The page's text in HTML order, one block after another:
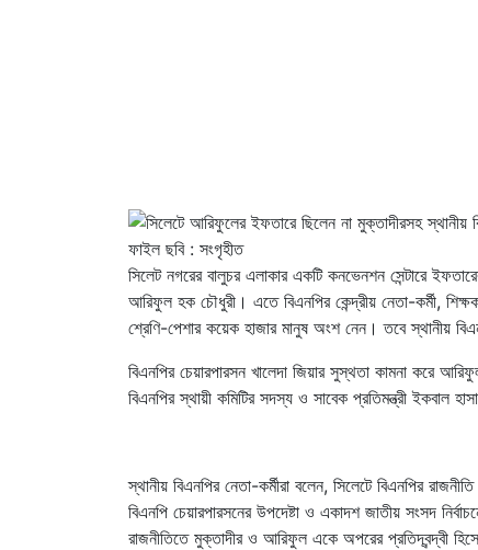
ফাইল ছবি : সংগৃহীত
সিলেট নগরের বালুচর এলাকার একটি কনভেনশন সেন্টারে
আরিফুল হক চৌধুরী। এতে বিএনপির কেন্দ্রীয় নেতা-কর্মী,
শ্রেণি-পেশার কয়েক হাজার মানুষ অংশ নেন। তবে স্থানীয়
বিএনপির চেয়ারপারসন খালেদা জিয়ার সুস্থতা কামনা
বিএনপির স্থায়ী কমিটির সদস্য ও সাবেক প্রতিমন্ত্রী ইকবাল
স্থানীয় বিএনপির নেতা-কর্মীরা বলেন, সিলেটে বিএনপির
বিএনপি চেয়ারপারসনের উপদেষ্টা ও একাদশ জাতীয় সংসদ
রাজনীতিতে মুক্তাদীর ও আরিফুল একে অপরের প্রতিদ্বন্দ্বী